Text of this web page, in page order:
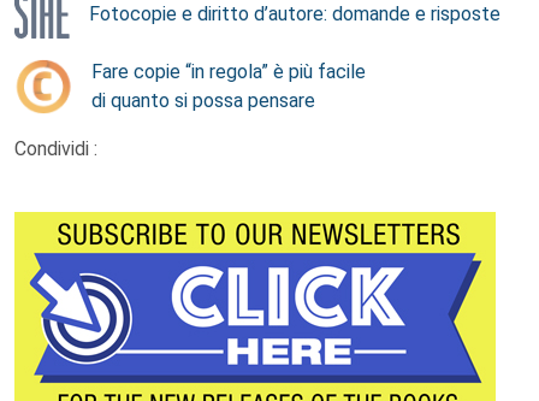
Fotocopie e diritto d’autore: domande e risposte
Fare copie “in regola” è più facile
di quanto si possa pensare
Condividi :